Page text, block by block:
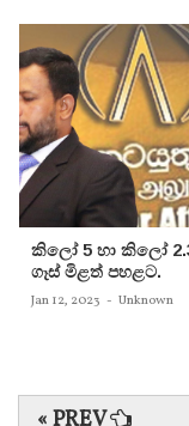
කිලෝ 5 හා කිලෝ
ගෑස් මිළත් පහළට.
Jan 12, 2023 - Unknown
« PREV